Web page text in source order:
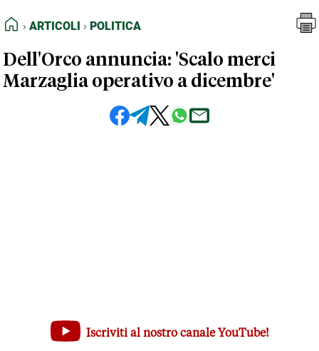
FEED RSS
NORMATIVE DEONTOLOGICHE
TERMINI e CONDIZIONI
HOME
ARTICOLI POLITICA
Dell'Orco annuncia: 'Scalo merci
Marzaglia operativo a dicembre'
Dell'Orco annuncia: 'Scalo merci Marzaglia operativo a
Iscriviti al nostro canale YouTube!